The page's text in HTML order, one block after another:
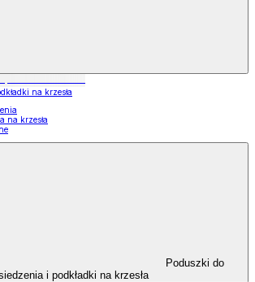
na krzesła
na krzesła
Poduszki do
i podkładki na krzesła